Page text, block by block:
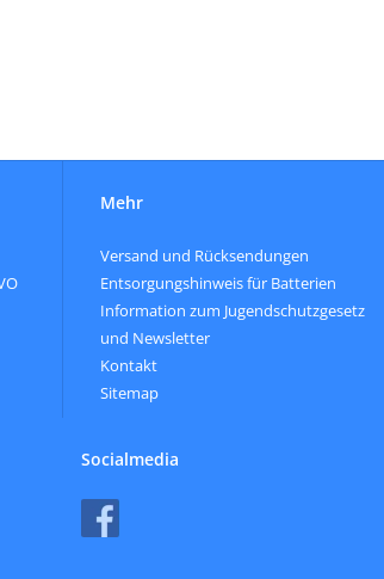
Mehr
Versand und Rücksendungen
Entsorgungshinweis für Batterien
Information zum Jugendschutzgesetz
und Newsletter
Kontakt
Sitemap
Socialmedia